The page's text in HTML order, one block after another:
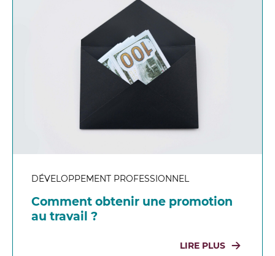
DÉVELOPPEMENT PROFESSIONNEL
Comment obtenir une promotion
au travail ?
LIRE PLUS